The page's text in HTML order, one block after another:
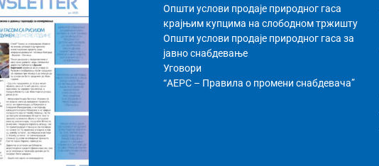
Општи услови продаје природног гаса
крајњим купцима на слободном тржишту
Општи услови продаје природног гаса за
јавно снабдевање
Уговори
“АЕРС – Правила о промени снабдевача”